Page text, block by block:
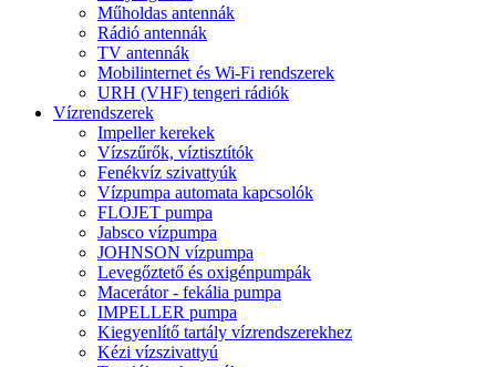
Műholdas antennák
Rádió antennák
TV antennák
Mobilinternet és Wi-Fi rendszerek
URH (VHF) tengeri rádiók
Vízrendszerek
Impeller kerekek
Vízszűrők, víztisztítók
Fenékvíz szivattyúk
Vízpumpa automata kapcsolók
FLOJET pumpa
Jabsco vízpumpa
JOHNSON vízpumpa
Levegőztető és oxigénpumpák
Macerátor - fekália pumpa
IMPELLER pumpa
Kiegyenlítő tartály vízrendszerekhez
Kézi vízszivattyú